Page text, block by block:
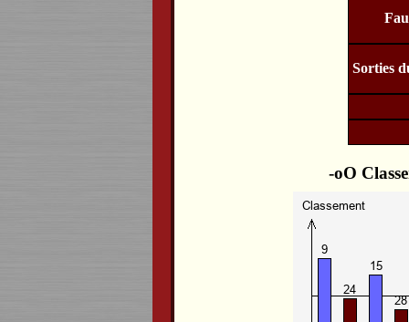
Sorties